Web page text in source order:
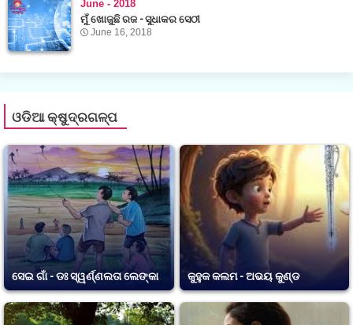
June - 2018
ମୁଁ ଖୋଜୁଛି ରଜ - ସୁଧାକର ସେଠୀ
June 16, 2018
ଓଡିଆ କ୍ଷୁଦ୍ରଗଳ୍ପ
ସେଇ ଗାଁ - ଡଃ ସ୍ୱର୍ଣ୍ଣଲତା ଲେଙ୍କା କୁହୁକ କଲମ - ଅଭୟ କୁଣ୍ଡ